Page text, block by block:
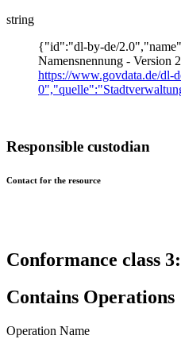
string
{"id":"dl-by-de/
Namensnennung - Version
https://www.govdata.de/dl-
Responsible custodian
Contact for the resource
Conformance class
Contains Operations
Operation Name